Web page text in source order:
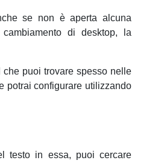
se non è aperta alcuna
di desktop, la
puoi trovare spesso nelle
potrai configurare utilizzando
testo in essa, puoi cercare